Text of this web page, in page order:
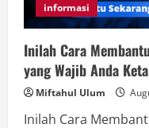
informasi
Inilah Cara
yang Wajib Anda
Miftahul Ulum
Inilah Cara